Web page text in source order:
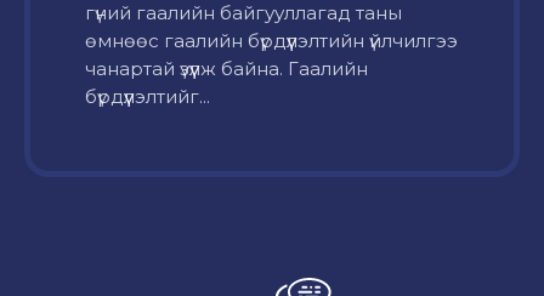
гүний гаалийн байгууллагад таны
өмнөөс гаалийн бүрдүүлэлтийн үйлчилгээ
чанартай үзүүлж байна. Гаалийн
бүрдүүлэлтийг...